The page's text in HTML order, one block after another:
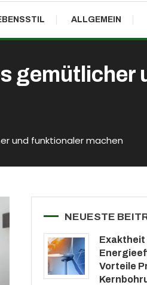
ALLGEMEIN
gemütlicher
und funktionaler machen
NEUESTE
Vorteile